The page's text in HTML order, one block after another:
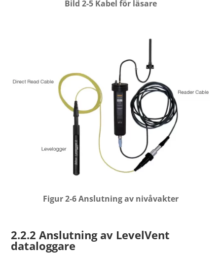
Bild 2-5 Kabel för läsare
Figur 2-6 Anslutning av nivåvakter
2.2.2 Anslutning av LevelVent
dataloggare